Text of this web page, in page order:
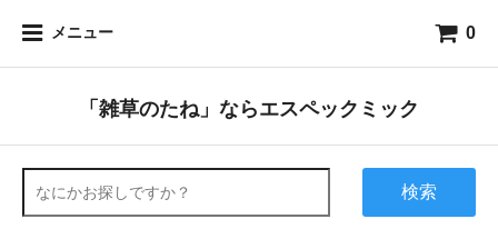
メニュー 0
「雑草のたね」ならエスペックミック
検索